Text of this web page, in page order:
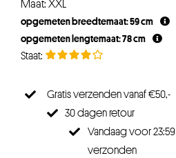
€19,95.
€14,96.
Maat: XXL
opgemeten breedtemaat: 59 cm
opgemeten lengtemaat: 78 cm
Gratis verzenden vanaf €50,-
30 dagen retour
Vandaag voor
verzonden